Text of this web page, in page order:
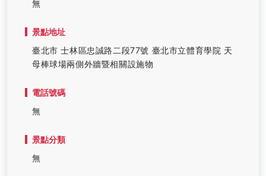
無
景點地址
臺北市 士林區忠誠路二段77號 臺北市立體育學院 天
母棒球場兩側外牆暨相關設施物
電話號碼
無
景點分類
無